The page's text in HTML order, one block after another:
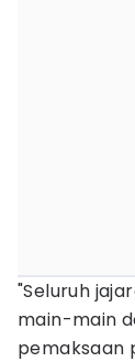
"Seluruh
main-main
pemaksaan